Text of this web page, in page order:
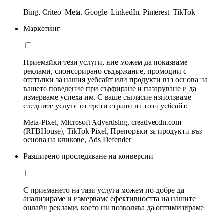
Bing, Criteo, Meta, Google, LinkedIn, Pinterest, TikTok
Маркетинг
Приемайки тези услуги, ние можем да показваме
реклами, спонсорирано съдържание, промоции с
отстъпки за нашия уебсайт или продукти въз основа на
вашето поведение при сърфиране и пазаруване и да
измерваме успеха им. С ваше съгласие използваме
следните услуги от трети страни на този уебсайт:
Meta-Pixel, Microsoft Advertising, creativecdn.com
(RTBHouse), TikTok Pixel, Препоръки за продукти въз
основа на кликове, Ads Defender
Разширено проследяване на конверсии
С приемането на тази услуга можем по-добре да
анализираме и измерваме ефективността на нашите
онлайн реклами, което ни позволява да оптимизираме